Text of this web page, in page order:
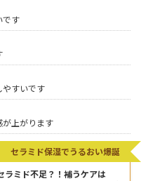
です
やすいです
が上がります
ラミド不足？！補うケアは
セラミド保湿でうるおい爆誕